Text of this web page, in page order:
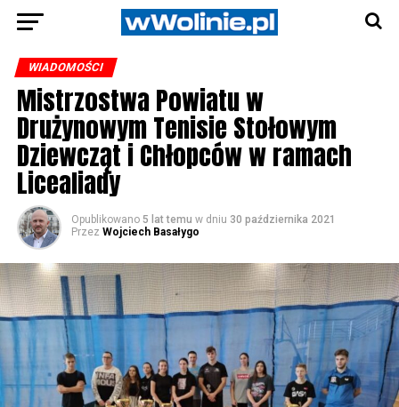
WIADOMOŚCI
Mistrzostwa Powiatu w
Drużynowym Tenisie Stołowym
Dziewcząt i Chłopców w ramach
Licealiady
Opublikowano 5 lat temu w dniu 30 października 2021
Przez Wojciech Basałygo